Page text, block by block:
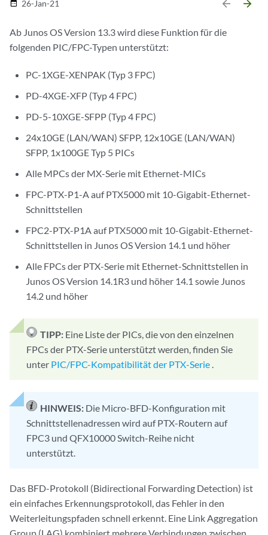
date_range 26-Jan-21 arrow_backward arrow_forward
Ab Junos OS Version 13.3 wird diese Funktion für die
folgenden PIC/FPC-Typen unterstützt:
PC-1XGE-XENPAK (Typ 3 FPC)
PD-4XGE-XFP (Typ 4 FPC)
PD-5-10XGE-SFPP (Typ 4 FPC)
24x10GE (LAN/WAN) SFPP, 12x10GE (LAN/WAN)
SFPP, 1x100GE Typ 5 PICs
Alle MPCs der MX-Serie mit Ethernet-MICs
FPC-PTX-P1-A auf PTX5000 mit 10-Gigabit-Ethernet-
Schnittstellen
FPC2-PTX-P1A auf PTX5000 mit 10-Gigabit-Ethernet-
Schnittstellen in Junos OS Version 14.1 und höher
Alle FPCs der PTX-Serie mit Ethernet-Schnittstellen in
Junos OS Version 14.1R3 und höher 14.1 sowie Junos
14.2 und höher
TIPP: Eine Liste der PICs, die von den einzelnen
FPCs der PTX-Serie unterstützt werden, finden Sie
unter PIC/FPC-Kompatibilität der PTX-Serie .
HINWEIS: Die Micro-BFD-Konfiguration mit
Schnittstellenadressen wird auf PTX-Routern auf
FPC3 und QFX10000 Switch-Reihe nicht
unterstützt.
Das BFD-Protokoll (Bidirectional Forwarding Detection) ist
ein einfaches Erkennungsprotokoll, das Fehler in den
Weiterleitungspfaden schnell erkennt. Eine Link Aggregation